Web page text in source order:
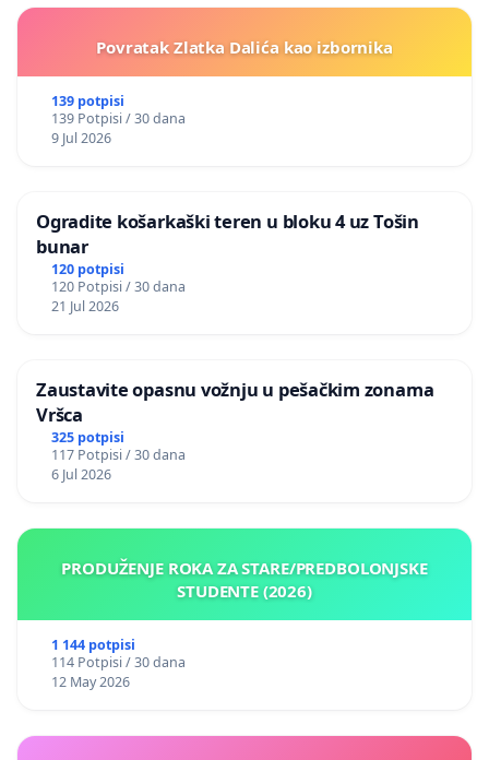
Povratak Zlatka Dalića kao izbornika
139 potpisi
139 Potpisi / 30 dana
9 Jul 2026
Ogradite košarkaški teren u bloku 4 uz Tošin
bunar
120 potpisi
120 Potpisi / 30 dana
21 Jul 2026
Zaustavite opasnu vožnju u pešačkim zonama
Vršca
325 potpisi
117 Potpisi / 30 dana
6 Jul 2026
PRODUŽENJE ROKA ZA STARE/PREDBOLONJSKE
STUDENTE (2026)
1 144 potpisi
114 Potpisi / 30 dana
12 May 2026